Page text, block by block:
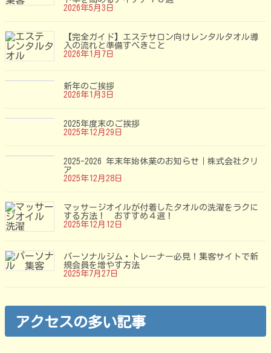
2026年5月3日
【完全ガイド】エステサロン向けレンタルタオル導
入の流れと準備すべきこと
2026年1月7日
新年のご挨拶
2026年1月3日
2025年度末のご挨拶
2025年12月29日
2025-2026 年末年始休業のお知らせ｜株式会社クリ
ア
2025年12月28日
マッサージオイルが付着したタオルの洗濯をラクに
する方法！ おすすめ４選！
2025年12月12日
パーソナルジム・トレーナー必見！集客サイトで新
規会員を増やす方法
2025年7月27日
アクセスの多い記事